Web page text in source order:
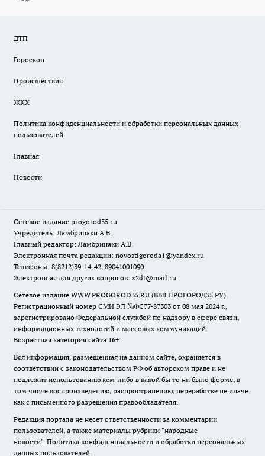
ДТП
Гороскоп
Происшествия
ЖКХ
Политика конфиденциальности и обработки персональных данных
пользователей.
Главная
Новости
Сетевое издание progorod35.ru
Учредитель: Ламбринаки А.В.
Главный редактор: Ламбринаки А.В.
Электронная почта редакции: novostigoroda1@yandex.ru
Телефоны: 8(8212)39-14-42, 89041001090
Электронная для других вопросов: x2dt@mail.ru
Сетевое издание WWW.PROGOROD35.RU (ВВВ.ПРОГОРОД35.РУ).
Регистрационный номер СМИ ЭЛ №ФС77-87303 от 08 мая 2024 г.,
зарегистрировано Федеральной службой по надзору в сфере связи,
информационных технологий и массовых коммуникаций.
Возрастная категория сайта 16+.
Вся информация, размещенная на данном сайте, охраняется в
соответствии с законодательством РФ об авторском праве и не
подлежит использованию кем-либо в какой бы то ни было форме, в
том числе воспроизведению, распространению, переработке не иначе
как с письменного разрешения правообладателя.
Редакция портала не несет ответственности за комментарии
пользователей, а также материалы рубрики "народные
новости". Политика конфиденциальности и обработки персональных
данных пользователей.